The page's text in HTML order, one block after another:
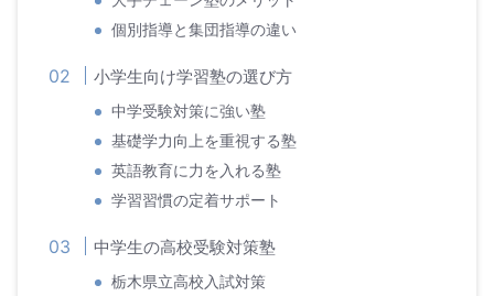
個別指導と集団指導の違い
小学生向け学習塾の選び方
中学受験対策に強い塾
基礎学力向上を重視する塾
英語教育に力を入れる塾
学習習慣の定着サポート
中学生の高校受験対策塾
栃木県立高校入試対策